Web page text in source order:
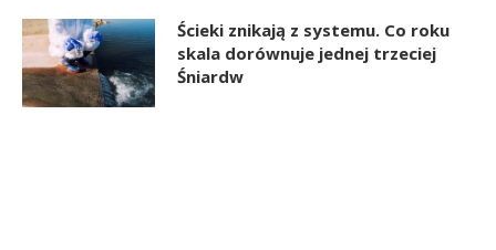
Ścieki znikają z systemu. Co roku
skala dorównuje jednej trzeciej
Śniardw